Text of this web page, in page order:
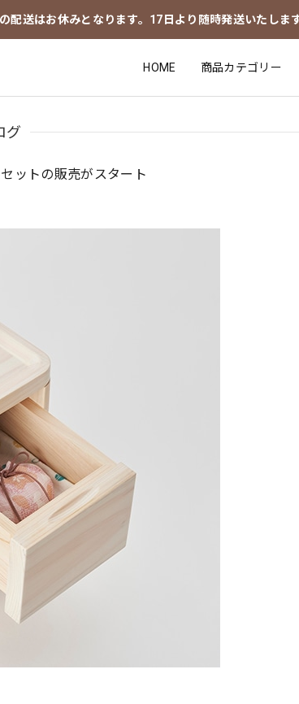
配送はお休みとなります。17日より随時発送いたします
HOME 商品カテゴリー
グ
ットの販売がスタート